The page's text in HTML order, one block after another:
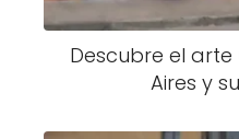
Descubre el
Aires y